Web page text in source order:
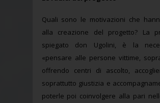
Quali sono le motivazioni che
alla creazione del progetto? La
spiegato don Ugolini, è la
«pensare alle persone vittime,
offrendo centri di ascolto,
soprattutto giustizia e
poterle poi coinvolgere alla pari